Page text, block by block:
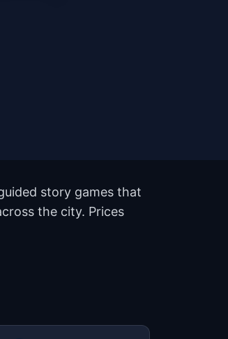
story games that
the city. Prices